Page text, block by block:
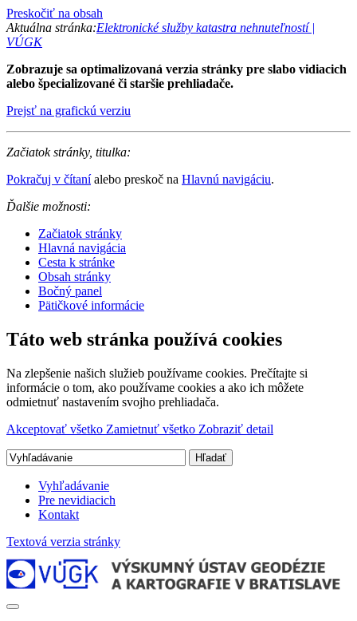
Preskočiť na obsah
Aktuálna stránka:Elektronické služby katastra nehnuteľností |
VÚGK
Zobrazuje sa optimalizovaná verzia stránky pre slabo vidiacich
alebo špecializované či staršie prehliadače.
Prejsť na grafickú verziu
Začiatok stránky, titulka:
Pokračuj v čítaníalebo preskoč na Hlavnú navigáciu.
Ďalšie možnosti:
Začiatok stránky
Hlavná navigácia
Cesta k stránke
Obsah stránky
Bočný panel
Pätičkové informácie
Táto web stránka používá cookies
Na zlepšenie našich služieb používame cookies. Prečítajte si
informácie o tom, ako používame cookies a ako ich môžete
odmietnuť nastavením svojho prehliadača.
Akceptovať všetko Zamietnuť všetko Zobraziť detail
Vyhľadávanie
Pre nevidiacich
Kontakt
Textová verzia stránky